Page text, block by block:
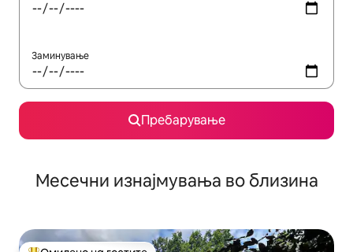
Заминување
Пребарување
Месечни изнајмувања во близина